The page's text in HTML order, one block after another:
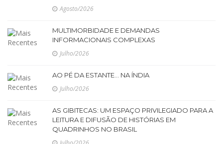
Agosto/2026
MULTIMORBIDADE E DEMANDAS
INFORMACIONAIS COMPLEXAS
Julho/2026
AO PÉ DA ESTANTE... NA ÍNDIA
Julho/2026
AS GIBITECAS: UM ESPAÇO PRIVILEGIADO PARA A
LEITURA E DIFUSÃO DE HISTÓRIAS EM
QUADRINHOS NO BRASIL